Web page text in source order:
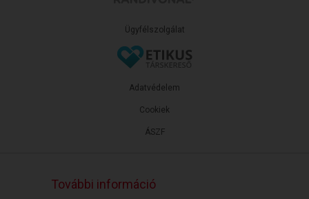
Ügyfélszolgálat
ÁSZF
Adatvédelem
Cookiek
További információ